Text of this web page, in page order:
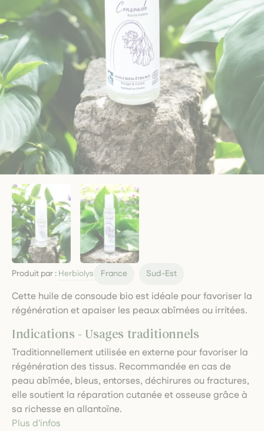
Produit par : Herbiolys France Sud-Est
Cette huile de consoude bio est idéale pour favoriser la
régénération et apaiser les peaux abîmées ou irritées.
Indications - Usages traditionnels
Traditionnellement utilisée en externe pour favoriser la
régénération des tissus. Recommandée en cas de
peau abîmée, bleus, entorses, déchirures ou fractures,
elle soutient la réparation cutanée et osseuse grâce à
sa richesse en allantoïne.
Plus d'infos